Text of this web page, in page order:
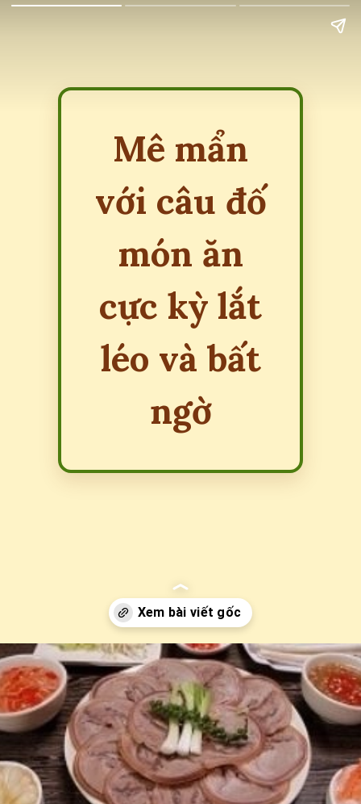
Mê mẩn
với câu đố
món ăn
cực kỳ lắt
léo và bất
ngờ
Đang mởhttps://erci.edu.vn/cau-do-ve-mon-an